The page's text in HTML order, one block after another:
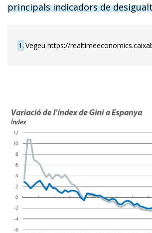
principals indicadors de
1 Vegeu https://